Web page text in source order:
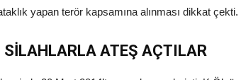
yapan terör kapsamına alınması dikkat çekti.
SİLAHLARLA ATEŞ AÇTILAR